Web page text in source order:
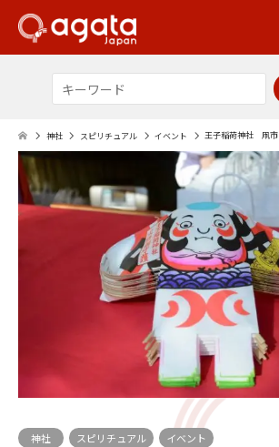
神社 スピリチュアル イベント 王子稲荷神社 凧市
神社 スピリチュアル イベント